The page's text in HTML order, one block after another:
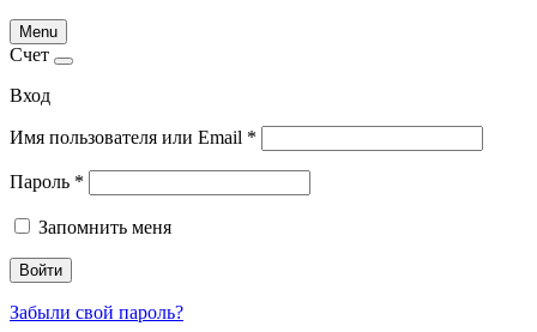
Menu
Счет
Вход
Имя пользователя или Email *
Пароль *
Запомнить меня
Войти
Забыли свой пароль?